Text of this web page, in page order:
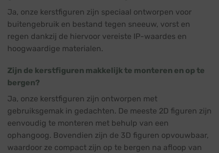
Ja, onze kerstfiguren zijn speciaal ontworpen voor
buitengebruik en bestand tegen sneeuw, vorst en
regen dankzij de hiervoor vereiste IP-waardes en
hoogwaardige materialen.
Zijn de kerstfiguren makkelijk te monteren en op te
bergen?
Ja, onze kerstfiguren zijn ontworpen met
gebruiksgemak in gedachten. De meeste 2D figuren zijn
eenvoudig te monteren met behulp van een
ophangoog. Bovendien zijn de 3D figuren opvouwbaar,
waardoor ze compact zijn op te bergen na afloop van